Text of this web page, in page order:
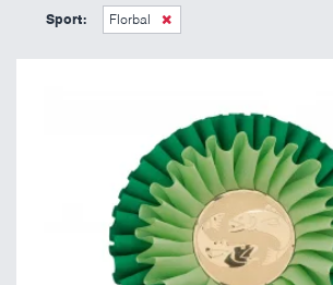
90 Kč
Sport: Florbal